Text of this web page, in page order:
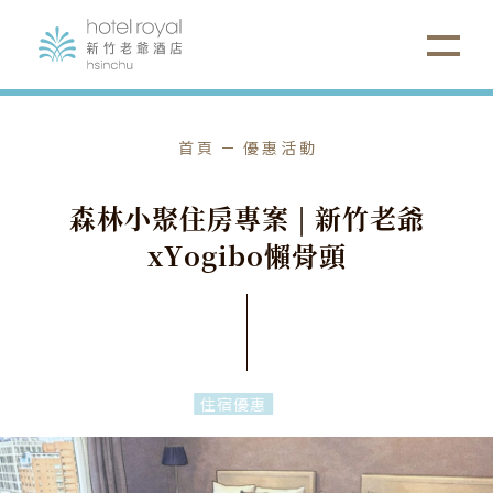
首頁 優惠活動
森林小聚住房專案 | 新竹老爺
xYogibo懶骨頭
住宿優惠